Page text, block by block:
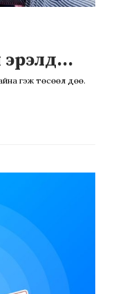
эрэлд…
гэж төсөөл дөө.